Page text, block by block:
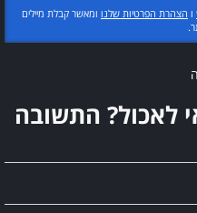
ו הצהרת הפרטיות שלנו ומאשר קבלת מיילים
לאכול? התשובה